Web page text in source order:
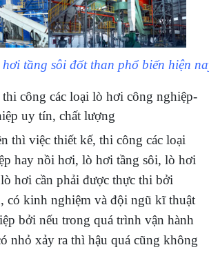
tầng sôi đốt than phổ biến hiện
công các loại lò hơi công nghiệp-
uy tín, chất lượng
thì việc thiết kế, thi công các loại
hay nồi hơi, lò hơi tầng sôi, lò hơi
hơi cần phải được thực thi bởi
có kinh nghiệm và đội ngũ kĩ thuật
bởi nếu trong quá trình vận hành
nhỏ xảy ra thì hậu quá cũng không